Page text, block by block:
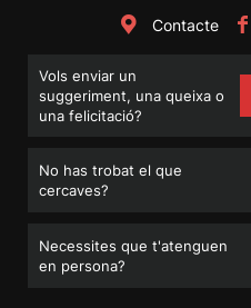
Contacte
Vols enviar un
suggeriment, una queixa o
una felicitació?
No has trobat el que
cercaves?
Necessites que t'atenguen
en persona?